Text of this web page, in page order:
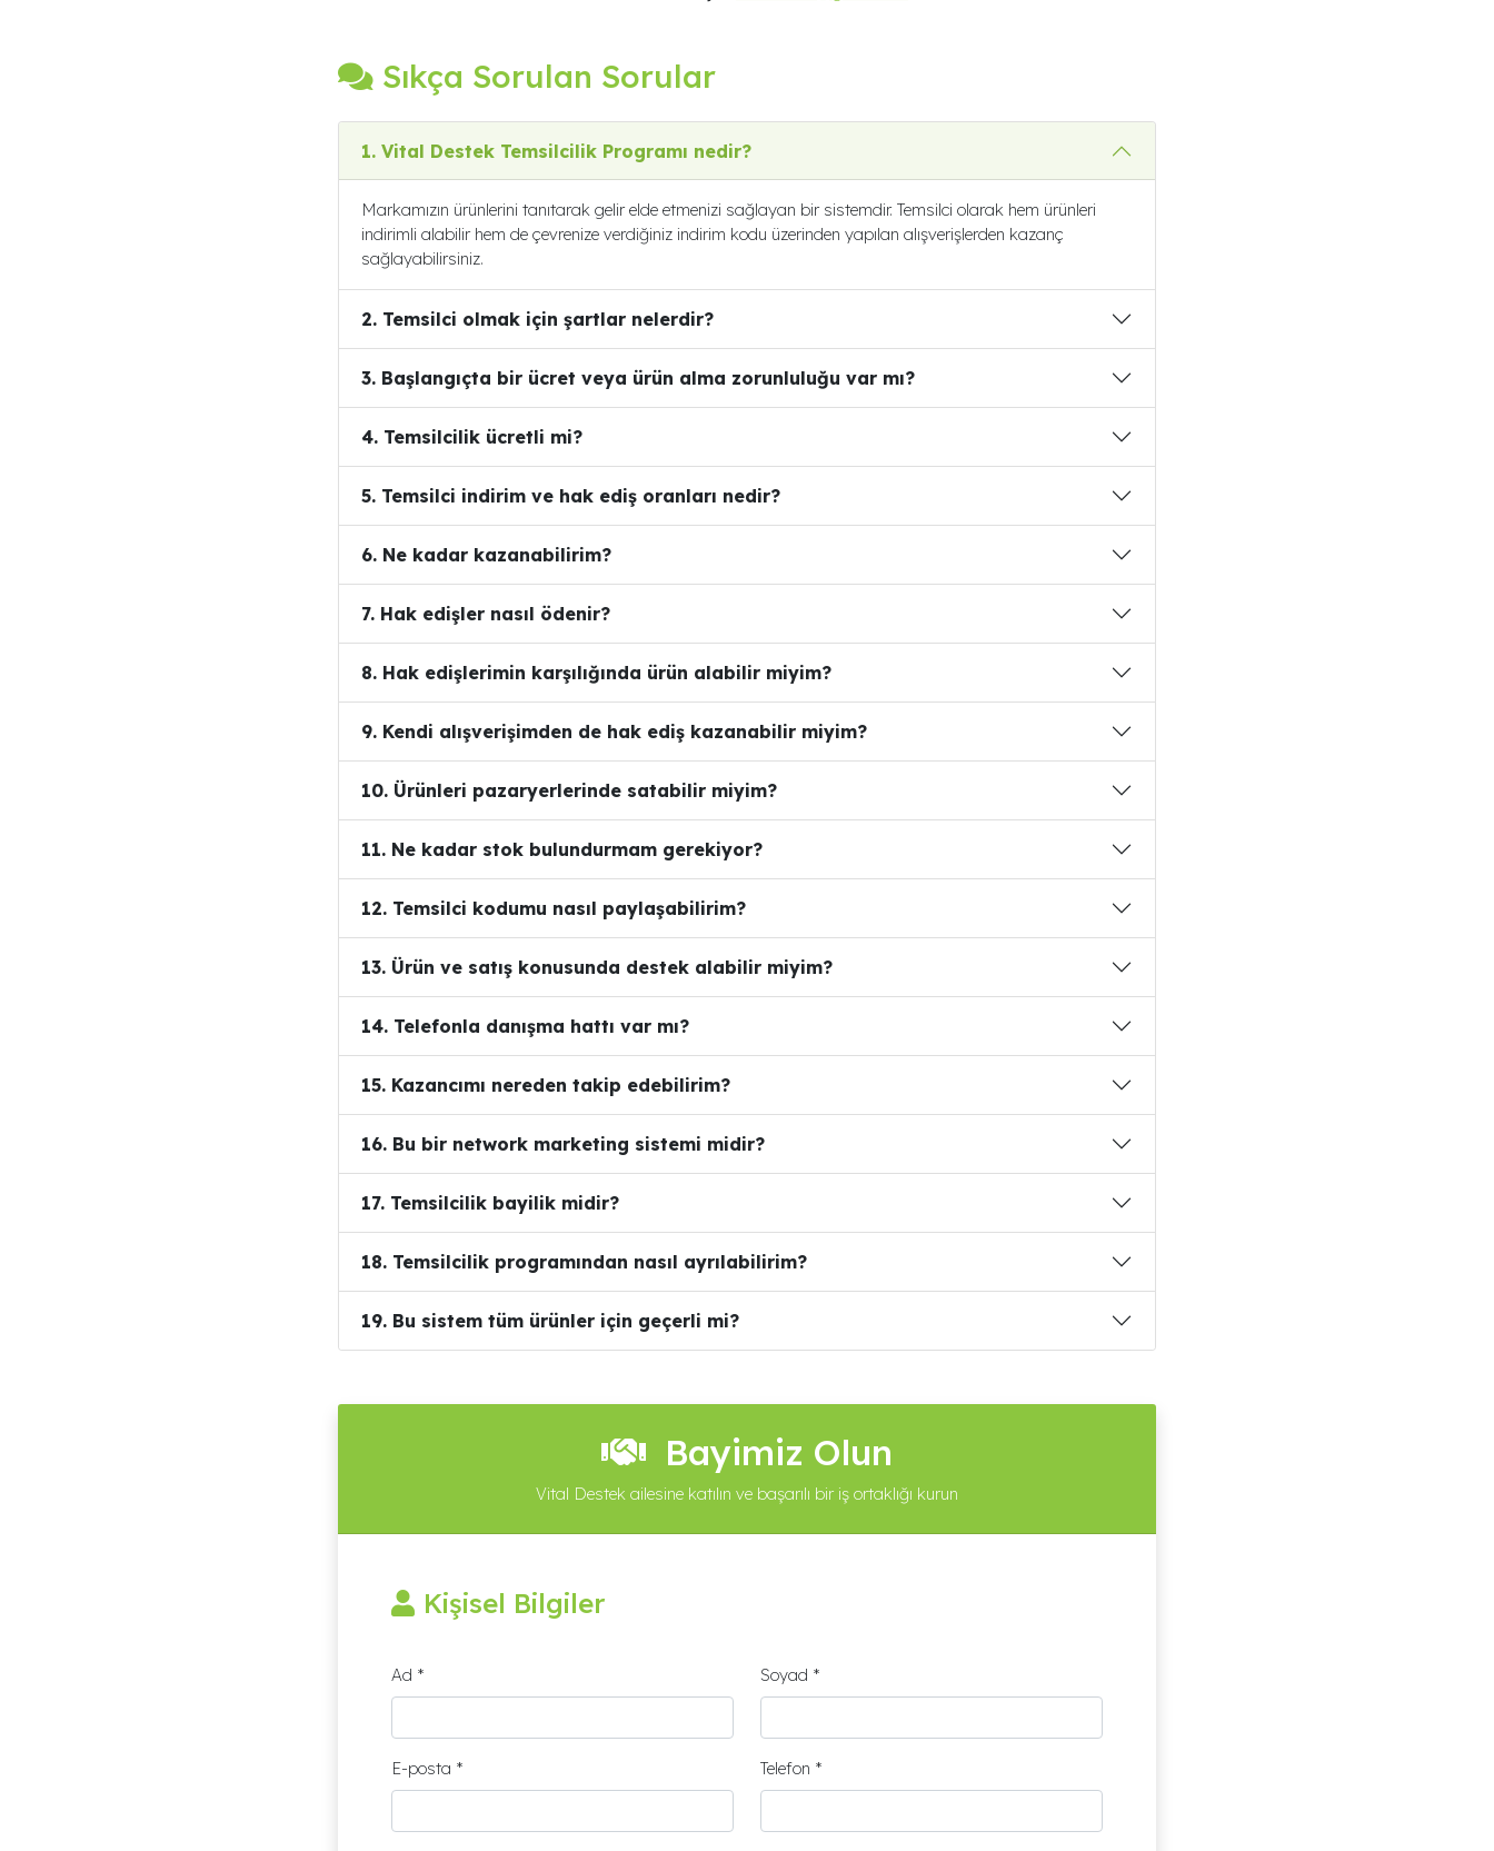
Sıkça Sorulan Sorular
1. Vital Destek Temsilcilik Programı nedir?
Markamızın ürünlerini tanıtarak gelir elde etmenizi sağlayan bir sistemdir. Temsilci olarak hem ürünleri
indirimli alabilir hem de çevrenize verdiğiniz indirim kodu üzerinden yapılan alışverişlerden kazanç
sağlayabilirsiniz.
2. Temsilci olmak için şartlar nelerdir?
3. Başlangıçta bir ücret veya ürün alma zorunluluğu var mı?
4. Temsilcilik ücretli mi?
5. Temsilci indirim ve hak ediş oranları nedir?
6. Ne kadar kazanabilirim?
7. Hak edişler nasıl ödenir?
8. Hak edişlerimin karşılığında ürün alabilir miyim?
9. Kendi alışverişimden de hak ediş kazanabilir miyim?
10. Ürünleri pazaryerlerinde satabilir miyim?
11. Ne kadar stok bulundurmam gerekiyor?
12. Temsilci kodumu nasıl paylaşabilirim?
13. Ürün ve satış konusunda destek alabilir miyim?
14. Telefonla danışma hattı var mı?
15. Kazancımı nereden takip edebilirim?
16. Bu bir network marketing sistemi midir?
17. Temsilcilik bayilik midir?
18. Temsilcilik programından nasıl ayrılabilirim?
19. Bu sistem tüm ürünler için geçerli mi?
Bayimiz Olun
Vital Destek ailesine katılın ve başarılı bir iş ortaklığı kurun
Kişisel Bilgiler
Ad * Soyad *
E-posta * Telefon *